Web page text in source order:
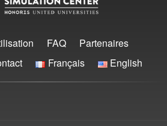
FAQ
Partenaires
Français English